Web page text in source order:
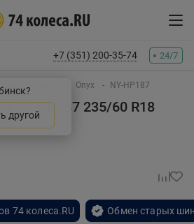
другой
+7 (351) 200-35-74 24/7
Onyx NY-HP187
NY-HP187 235/60 R18
74 колеса.RU Обмен старых